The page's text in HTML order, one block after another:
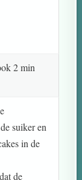
2 min
suiker en
in de
de